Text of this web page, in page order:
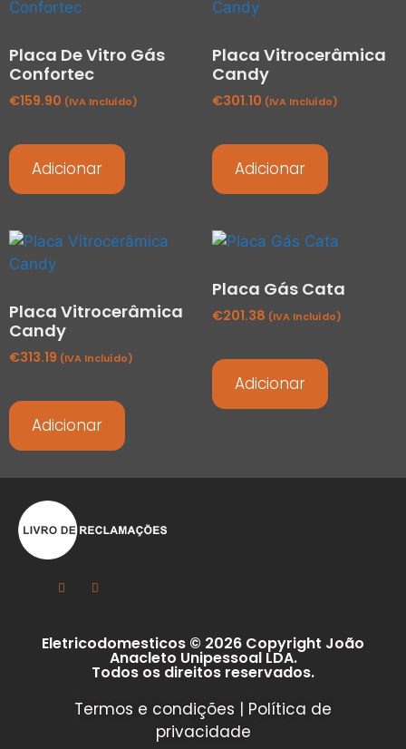
Placa De Vitro Gás
Confortec
€159.90 (IVA Incluído)
Adicionar
Placa Vitrocerâmica
Candy
€301.10 (IVA Incluído)
Adicionar
Placa Vitrocerâmica
Candy
€313.19 (IVA Incluído)
Adicionar
Placa Gás Cata
€201.38 (IVA Incluído)
Adicionar
Eletricodomesticos © 2026 Copyright João
Anacleto Unipessoal LDA.
Todos os direitos reservados.
Termos e condições | Política de
privacidade